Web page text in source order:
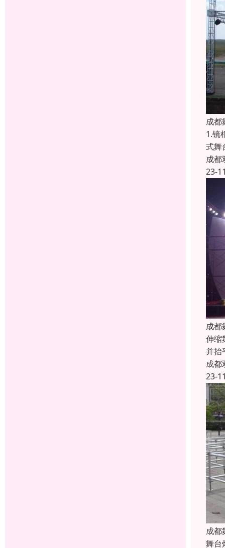
成都
1.镜
式舞
成都
23-
成都
伸缩
并抬
成都
23-
成都
舞台